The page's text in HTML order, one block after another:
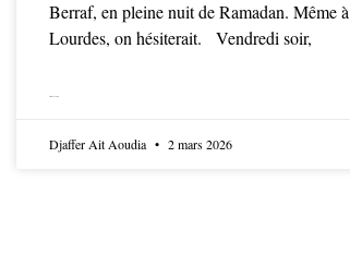
Berraf, en pleine nuit de Ramadan. Même à
Lourdes, on hésiterait. Vendredi soir,
Djaffer Ait Aoudia 2 mars 2026